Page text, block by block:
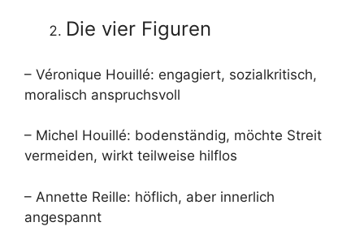
Die vier Figuren
– Véronique Houillé: engagiert, sozialkritisch,
moralisch anspruchsvoll
– Michel Houillé: bodenständig, möchte Streit
vermeiden, wirkt teilweise hilflos
– Annette Reille: höflich, aber innerlich
angespannt